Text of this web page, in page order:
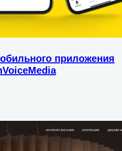
приложения